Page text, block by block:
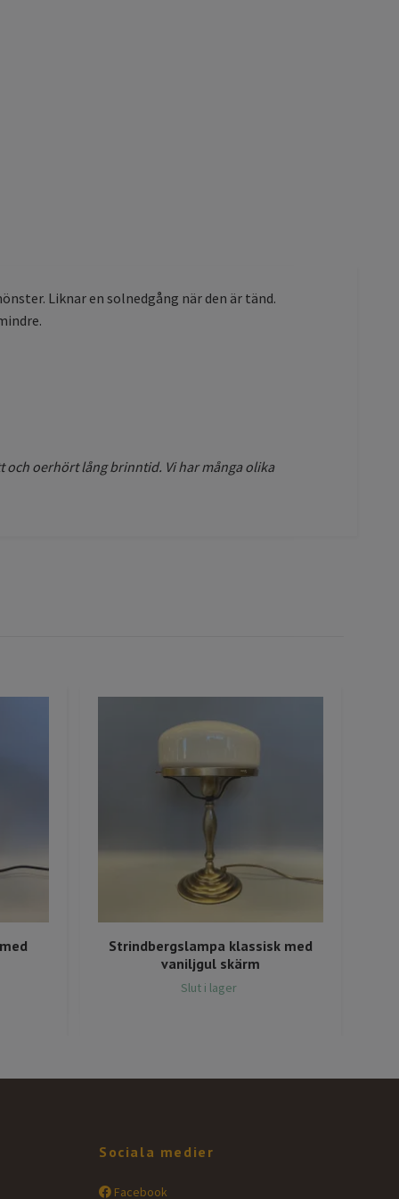
Liknar en solnedgång när den är tänd.
och oerhört lång brinntid. Vi har många olika
Strindbergslampa klassisk med
vaniljgul skärm
Slut i lager
Sociala medier
Facebook